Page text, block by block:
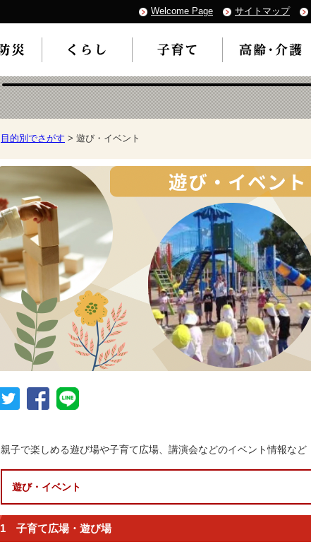
Welcome Page サイトマップ
目的別でさがす > 遊び・イベント
親子で楽しめる遊び場や子育て広場、講演会などのイベント情報など
遊び・イベント
1 子育て広場・遊び場